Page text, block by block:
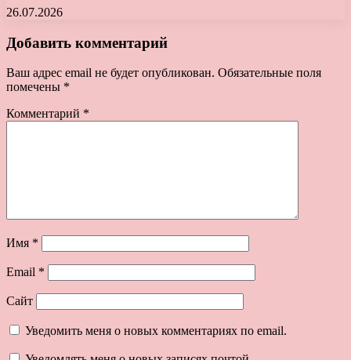
26.07.2026
Добавить комментарий
Ваш адрес email не будет опубликован. Обязательные поля
помечены *
Комментарий *
Имя *
Email *
Сайт
Уведомить меня о новых комментариях по email.